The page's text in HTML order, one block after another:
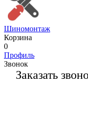
Шиномонтаж
Корзина
0
Профиль
Звонок
Заказать